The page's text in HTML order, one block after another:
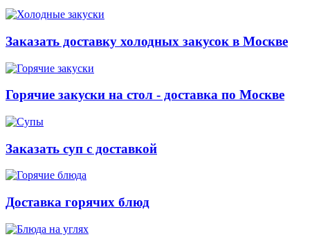
Заказать доставку холодных закусок в Москве
Горячие закуски на стол - доставка по Москве
Заказать суп с доставкой
Доставка горячих блюд